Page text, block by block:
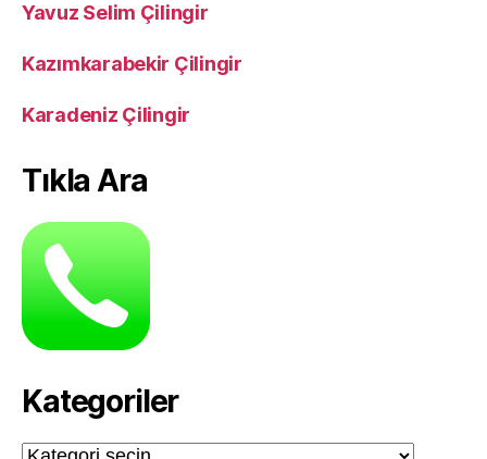
Yavuz Selim Çilingir
Kazımkarabekir Çilingir
Karadeniz Çilingir
Tıkla Ara
Kategoriler
Kategoriler